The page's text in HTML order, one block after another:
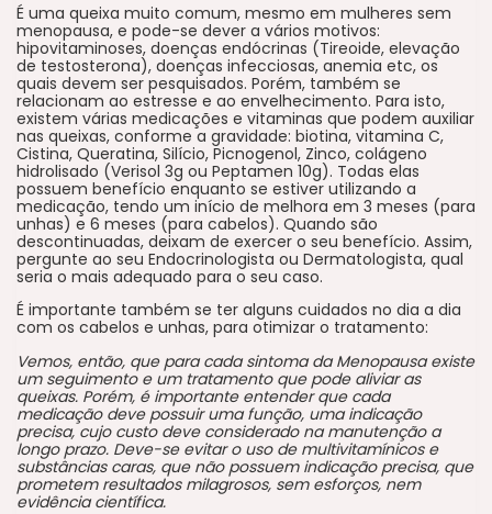
É uma queixa muito comum, mesmo em mulheres sem
menopausa, e pode-se dever a vários motivos:
hipovitaminoses, doenças endócrinas (Tireoide, elevação
de testosterona), doenças infecciosas, anemia etc, os
quais devem ser pesquisados. Porém, também se
relacionam ao estresse e ao envelhecimento. Para isto,
existem várias medicações e vitaminas que podem auxiliar
nas queixas, conforme a gravidade: biotina, vitamina C,
Cistina, Queratina, Silício, Picnogenol, Zinco, colágeno
hidrolisado (Verisol 3g ou Peptamen 10g). Todas elas
possuem benefício enquanto se estiver utilizando a
medicação, tendo um início de melhora em 3 meses (para
unhas) e 6 meses (para cabelos). Quando são
descontinuadas, deixam de exercer o seu benefício. Assim,
pergunte ao seu Endocrinologista ou Dermatologista, qual
seria o mais adequado para o seu caso.
É importante também se ter alguns cuidados no dia a dia
com os cabelos e unhas, para otimizar o tratamento:
Vemos, então, que para cada sintoma da Menopausa existe
um seguimento e um tratamento que pode aliviar as
queixas. Porém, é importante entender que cada
medicação deve possuir uma função, uma indicação
precisa, cujo custo deve considerado na manutenção a
longo prazo. Deve-se evitar o uso de multivitamínicos e
substâncias caras, que não possuem indicação precisa, que
prometem resultados milagrosos, sem esforços, nem
evidência científica.